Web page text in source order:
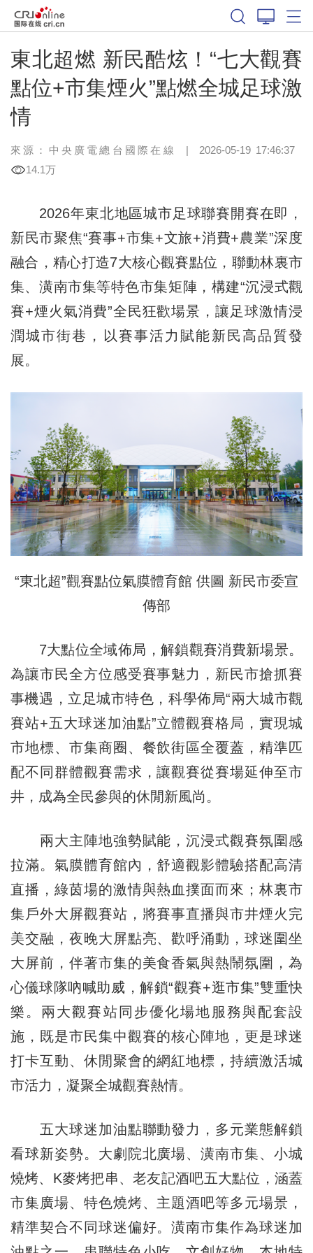
東北超燃 新民酷炫！“七大觀賽
點位+市集煙火”點燃全城足球激
情
來源：中央廣電總台國際在線 | 2026-05-19 17:46:37
14.1万
2026年東北地區城市足球聯賽開賽在即，
新民市聚焦“賽事+市集+文旅+消費+農業”深度
融合，精心打造7大核心觀賽點位，聯動林裏市
集、潢南市集等特色市集矩陣，構建“沉浸式觀
賽+煙火氣消費”全民狂歡場景，讓足球激情浸
潤城市街巷，以賽事活力賦能新民高品質發
展。
“東北超”觀賽點位氣膜體育館 供圖 新民市委宣
傳部
7大點位全域佈局，解鎖觀賽消費新場景。
為讓市民全方位感受賽事魅力，新民市搶抓賽
事機遇，立足城市特色，科學佈局“兩大城市觀
賽站+五大球迷加油點”立體觀賽格局，實現城
市地標、市集商圈、餐飲街區全覆蓋，精準匹
配不同群體觀賽需求，讓觀賽從賽場延伸至市
井，成為全民參與的休閒新風尚。
兩大主陣地強勢賦能，沉浸式觀賽氛圍感
拉滿。氣膜體育館內，舒適觀影體驗搭配高清
直播，綠茵場的激情與熱血撲面而來；林裏市
集戶外大屏觀賽站，將賽事直播與市井煙火完
美交融，夜晚大屏點亮、歡呼涌動，球迷圍坐
大屏前，伴著市集的美食香氣與熱鬧氛圍，為
心儀球隊吶喊助威，解鎖“觀賽+逛市集”雙重快
樂。兩大觀賽站同步優化場地服務與配套設
施，既是市民集中觀賽的核心陣地，更是球迷
打卡互動、休閒聚會的網紅地標，持續激活城
市活力，凝聚全城觀賽熱情。
五大球迷加油點聯動發力，多元業態解鎖
看球新姿勢。大劇院北廣場、潢南市集、小城
燒烤、K麥烤把串、老友記酒吧五大點位，涵蓋
市集廣場、特色燒烤、主題酒吧等多元場景，
精準契合不同球迷偏好。潢南市集作為球迷加